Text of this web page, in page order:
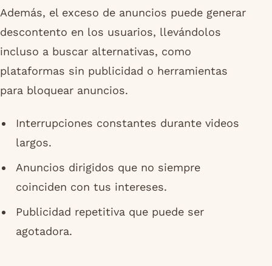
Además, el exceso de anuncios puede generar
descontento en los usuarios, llevándolos
incluso a buscar alternativas, como
plataformas sin publicidad o herramientas
para bloquear anuncios.
Interrupciones constantes durante videos
largos.
Anuncios dirigidos que no siempre
coinciden con tus intereses.
Publicidad repetitiva que puede ser
agotadora.